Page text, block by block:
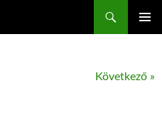
Következő »